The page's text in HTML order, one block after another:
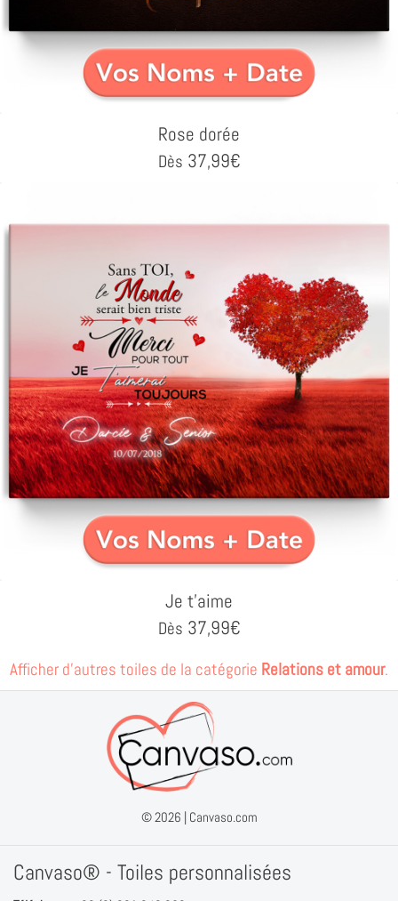
Rose dorée
Dès 37,99€
Je t'aime
Dès 37,99€
Afficher d'autres toiles de la catégorie Relations et amour.
© 2026 | Canvaso.com
Canvaso® - Toiles personnalisées